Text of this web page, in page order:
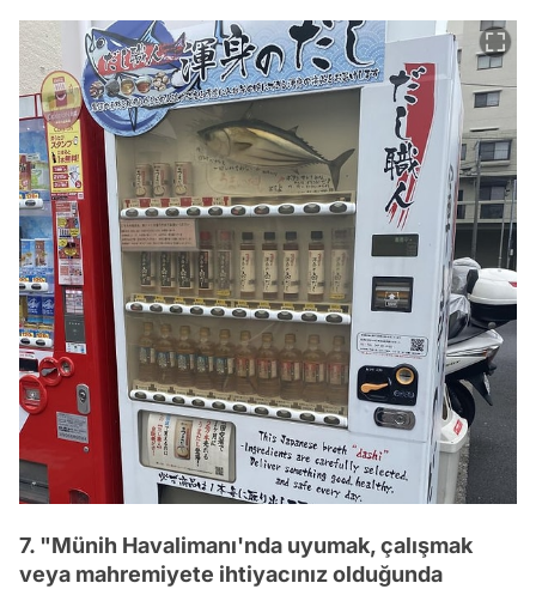
7. "Münih Havalimanı'nda uyumak, çalışmak
veya mahremiyete ihtiyacınız olduğunda